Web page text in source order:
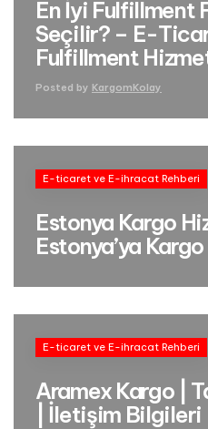
En İyi Fulfillment
Seçilir? – E-
Fulfillment
Posted by KargomKolay
E-ticaret ve E-ihracat Rehberi
Estonya Kargo
Estonya’ya
E-ticaret ve E-ihracat Rehberi
Aramex Kargo |
| İletişim Bilgileri